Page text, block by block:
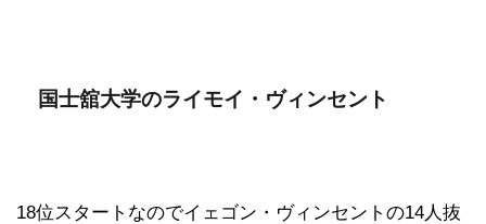
国士舘大学のライモイ・ヴィンセント
18位スタートなのでイェゴン・ヴィンセントの14人抜